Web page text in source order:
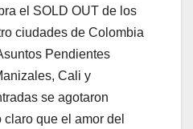
el SOLD OUT de los
ciudades de Colombia
Pendientes
Cali y
se agotaron
que el amor del